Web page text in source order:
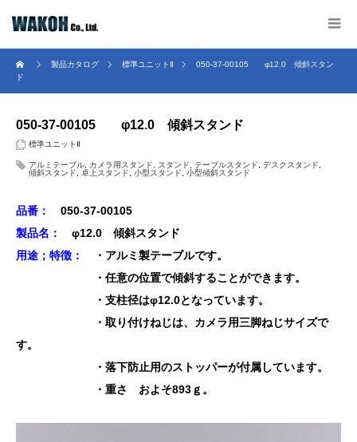
製品カタログ 標準ユニットⅡ
050-37-00105 φ12.0 傾斜スタン
ド
050-37-00105 φ12.0 傾斜スタンド
標準ユニットⅡ
アルミテーブル カメラ用スタンド スタンド テーブルスタンド デスクスタンド
傾斜スタンド
卓上スタンド 小型スタンド 小型傾斜スタンド
品番：
050-37-00105
製品名：
φ12.0 傾斜スタンド
用途；特徴：
・アルミ製テーブルです。
・任意の位置で傾斜することができます。
・支柱径はφ12.0となっています。
・取り付けねじは、カメラ用三脚ねじサイズで
す。
・落下防止用のストッパーが付属しています。
・重さ およそ893ｇ。